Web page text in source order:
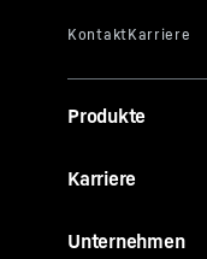
Produkte
Karriere
Unternehmen